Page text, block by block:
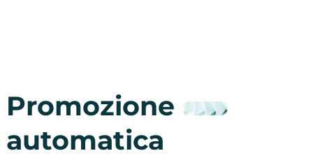
Promozione
automatica